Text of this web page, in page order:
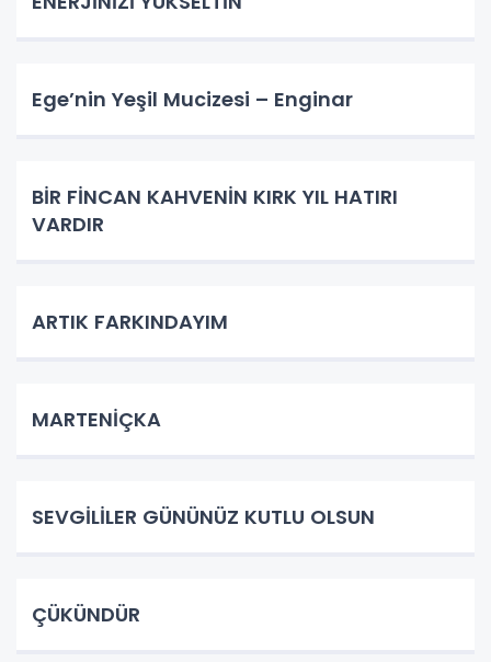
Ege’nin Yeşil Mucizesi – Enginar
BİR FİNCAN KAHVENİN KIRK YIL HATIRI
VARDIR
ARTIK FARKINDAYIM
MARTENİÇKA
SEVGİLİLER GÜNÜNÜZ KUTLU OLSUN
ÇÜKÜNDÜR